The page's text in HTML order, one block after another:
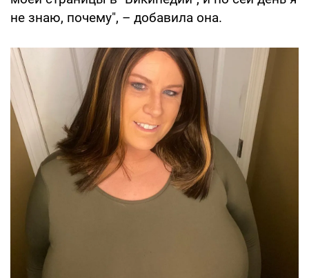
не знаю, почему", – добавила она.